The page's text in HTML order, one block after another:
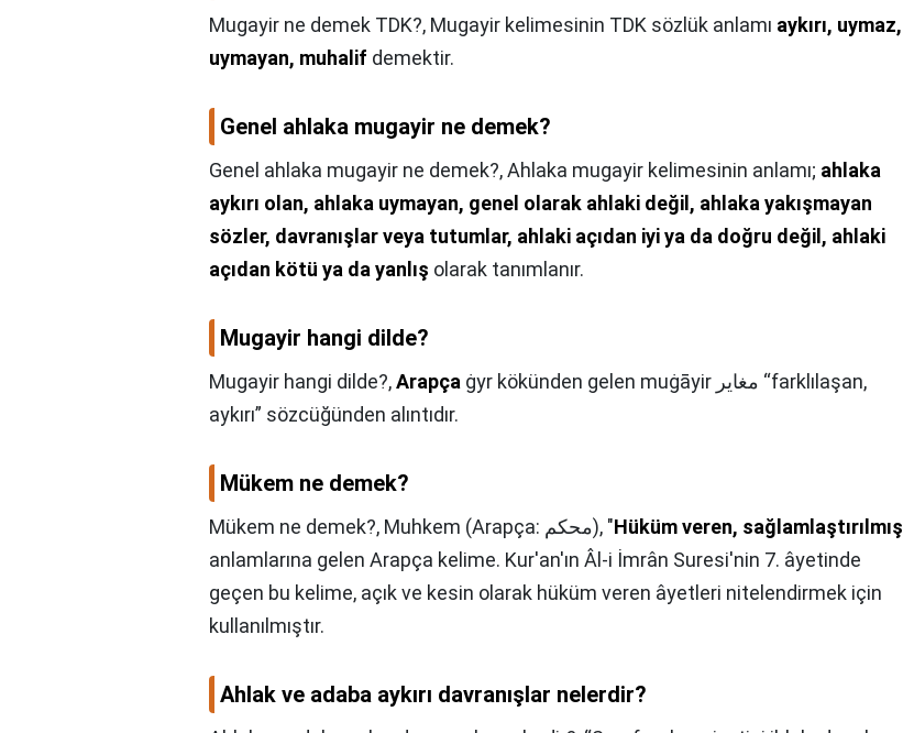
Mugayir ne demek TDK?, Mugayir kelimesinin TDK sözlük anlamı aykırı, uymaz,
uymayan, muhalif demektir.
Genel ahlaka mugayir ne demek?
Genel ahlaka mugayir ne demek?,Ahlaka mugayir kelimesinin anlamı; ahlaka
aykırı olan, ahlaka uymayan, genel olarak ahlaki değil, ahlaka yakışmayan
sözler, davranışlar veya tutumlar, ahlaki açıdan iyi ya da doğru değil, ahlaki
açıdan kötü ya da yanlış olarak tanımlanır.
Mugayir hangi dilde?
Mugayir hangi dilde?,Arapça ġyr kökünden gelen muġāyir مغاير “farklılaşan,
aykırı” sözcüğünden alıntıdır.
Mükem ne demek?
Mükem ne demek?, Muhkem (Arapça: محكم), "Hüküm veren, sağlamlaştırılmış
anlamlarına gelen Arapça kelime. Kur'an'ın Âl-i İmrân Suresi'nin 7. âyetinde
geçen bu kelime, açık ve kesin olarak hüküm veren âyetleri nitelendirmek için
kullanılmıştır.
Ahlak ve adaba aykırı davranışlar nelerdir?